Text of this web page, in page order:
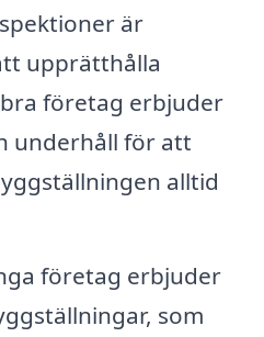
är
upprätthålla
företag erbjuder
underhåll för att
alltid
företag erbjuder
som